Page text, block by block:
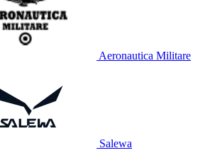
Aeronautica Militare
Salewa